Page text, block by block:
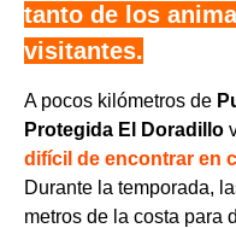
tanto de los
visitantes.
A pocos kilómetros de
Protegida El Doradillo
difícil de encontrar en
Durante la temporada,
metros de la costa para